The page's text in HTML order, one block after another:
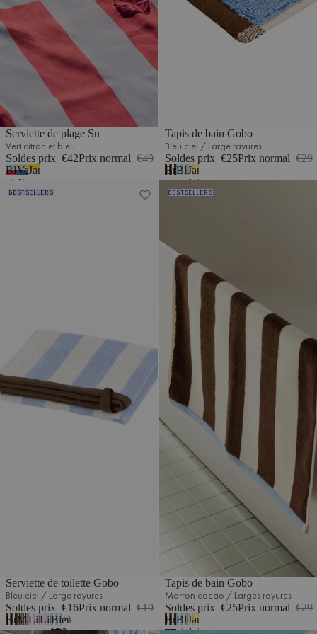
Serviette de plage Su
Vert citron et bleu
Soldes prix €42Prix normal €49
Bleu
ciel
&
Vert
citron
et
Jaune
et
beige
Tapis de bain Gobo
Bleu ciel / Large rayures
Soldes prix €25Prix normal €29
Brun
cacao
Bleu
ciel
/
Jaune
soleil
/
BESTSELLERS
Serviette de toilette Gobo
Bleu ciel / Large rayures
Soldes prix €16Prix normal €19
BrunMarron
LilasLilasBleu
1
BESTSELLERS
Tapis de bain Gobo
Marron cacao / Larges rayures
Soldes prix €25Prix normal €29
BrunBleuJaune